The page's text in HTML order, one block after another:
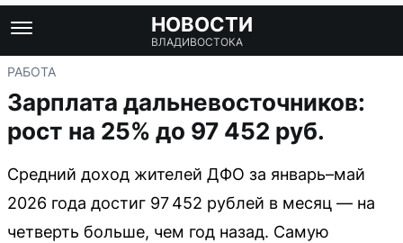
НОВОСТИ
ВЛАДИВОСТОКА
РАБОТА
Зарплата дальневосточников:
рост на 25% до 97 452 руб.
Средний доход жителей ДФО за январь–май
2026 года достиг 97 452 рублей в месяц — на
четверть больше, чем год назад. Самую